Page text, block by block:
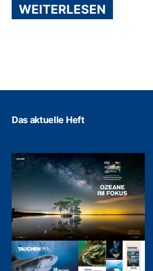
WEITERLESEN
Das aktuelle Heft